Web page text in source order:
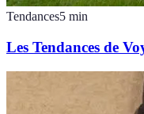
Tendances5 min
Les Tendances de